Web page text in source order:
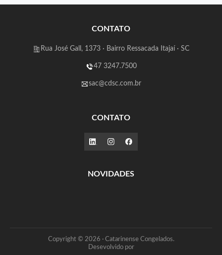
CONTATO
Rua José Gall, 1373 · Bairro Ressacada Itajaí · SC
47 3247.7500
sac@cdsc.com.br
CONTATO
NOVIDADES
Copyright © 2026 · Catarinense Congelados.
Desevolvido por